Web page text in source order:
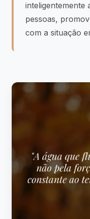
inteligentemente
pessoas,
com a situação